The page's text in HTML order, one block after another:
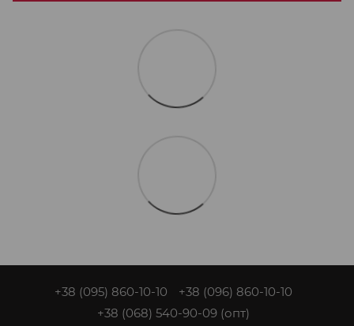
+38 (095) 860-10-10
+38 (096) 860-10-10
+38 (068) 540-90-09 (опт)